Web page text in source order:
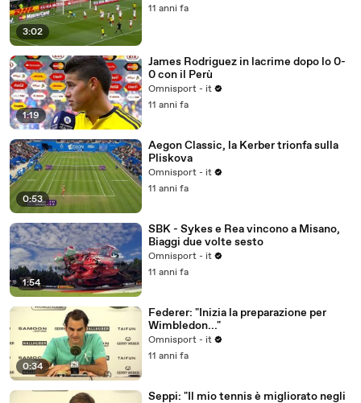
3:02
11 anni fa
1:19
James Rodriguez in lacrime dopo lo 0-
0 con il Perù
Omnisport - it
11 anni fa
0:53
Aegon Classic, la Kerber trionfa sulla
Pliskova
Omnisport - it
11 anni fa
1:54
SBK - Sykes e Rea vincono a Misano,
Biaggi due volte sesto
Omnisport - it
11 anni fa
0:34
Federer: "Inizia la preparazione per
Wimbledon..."
Omnisport - it
11 anni fa
Seppi: "Il mio tennis è migliorato negli